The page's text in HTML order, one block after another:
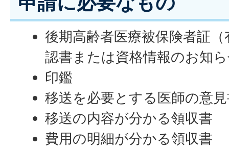
後期高齢者医療被保険者証
認書または資格情報のお知
印鑑
移送を必要とする医師の意
移送の内容が分かる領収書
費用の明細が分かる領収書